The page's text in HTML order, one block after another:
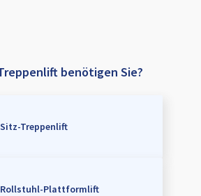
benötigen Sie?
Sitz-Treppenlift
Rollstuhl-Plattformlift